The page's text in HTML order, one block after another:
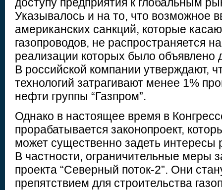
Указывалось и на то, что возможное
американских санкций, которые
газопроводов, не распространяется
реализации которых было объявлено
В российской компании утверждают,
технологий затрагивают менее 1%
нефти группы “Газпром”.
Однако в настоящее время в
прорабатывается законопроект,
может существенно задеть интересы
В частности, ограничительные меры
проекта “Северный поток-2”. Они
препятствием для строительства